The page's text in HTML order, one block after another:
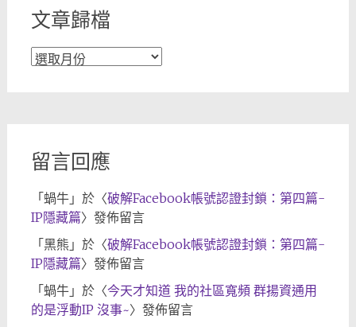
文章歸檔
文
留言回應
「蝸牛」於〈破解Facebook帳號認證封鎖：第四篇-
IP隱藏篇〉發佈留言
「黑熊 」於〈破解Facebook帳號認證封鎖：第四篇-
IP隱藏篇〉發佈留言
「蝸牛」於〈今天才知道 我的社區寬頻 群揚資通用
的是浮動IP 沒事~〉發佈留言